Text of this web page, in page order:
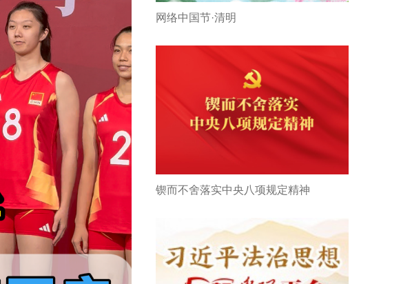
网络中国节·清明
锲而不舍落实中央八项规定精神